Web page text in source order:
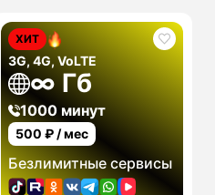
ХИТ
3G, 4G, VoLTE
∞ Гб
1000 минут
500 ₽ / мес
Безлимитные сервисы